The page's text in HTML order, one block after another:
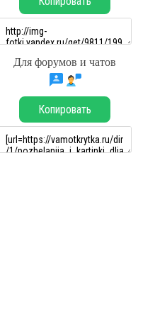
Для форумов и чатов
Копировать